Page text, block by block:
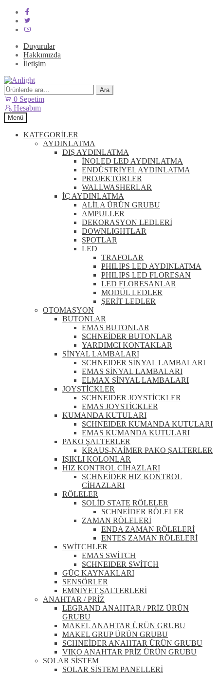
Duyurular
Hakkımızda
İletişim
Dolaşıma
geç
İçeriğe
geç
Ara: Ara
0 Sepetim
Hesabım
Menü
KATEGORİLER
AYDINLATMA
DIŞ AYDINLATMA
İNOLED LED AYDINLATMA
ENDÜSTRİYEL AYDINLATMA
PROJEKTÖRLER
WALLWASHERLAR
İÇ AYDINLATMA
ALİLA ÜRÜN GRUBU
AMPULLER
DEKORASYON LEDLERİ
DOWNLIGHTLAR
SPOTLAR
LED
TRAFOLAR
PHILIPS LED AYDINLATMA
PHILIPS LED FLORESAN
LED FLORESANLAR
MODÜL LEDLER
ŞERİT LEDLER
OTOMASYON
BUTONLAR
EMAS BUTONLAR
SCHNEİDER BUTONLAR
YARDIMCI KONTAKLAR
SİNYAL LAMBALARI
SCHNEIDER SİNYAL LAMBALARI
EMAS SİNYAL LAMBALARI
ELMAX SİNYAL LAMBALARI
JOYSTİCKLER
SCHNEIDER JOYSTİCKLER
EMAS JOYSTİCKLER
KUMANDA KUTULARI
SCHNEIDER KUMANDA KUTULARI
EMAS KUMANDA KUTULARI
PAKO ŞALTERLER
KRAUS-NAİMER PAKO ŞALTERLER
IŞIKLI KOLONLAR
HIZ KONTROL CİHAZLARI
SCHNEİDER HIZ KONTROL
CİHAZLARI
RÖLELER
SOLİD STATE RÖLELER
SCHNEİDER RÖLELER
ZAMAN RÖLELERİ
ENDA ZAMAN RÖLELERİ
ENTES ZAMAN RÖLELERİ
SWİTCHLER
EMAS SWİTCH
SCHNEIDER SWİTCH
GÜÇ KAYNAKLARI
SENSÖRLER
EMNİYET ŞALTERLERİ
ANAHTAR / PRİZ
LEGRAND ANAHTAR / PRİZ ÜRÜN
GRUBU
MAKEL ANAHTAR ÜRÜN GRUBU
MAKEL GRUP ÜRÜN GRUBU
SCHNEİDER ANAHTAR ÜRÜN GRUBU
VIKO ANAHTAR PRİZ ÜRÜN GRUBU
SOLAR SİSTEM
SOLAR SİSTEM PANELLERİ